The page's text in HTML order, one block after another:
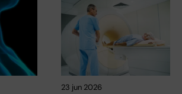
23 jun 2026